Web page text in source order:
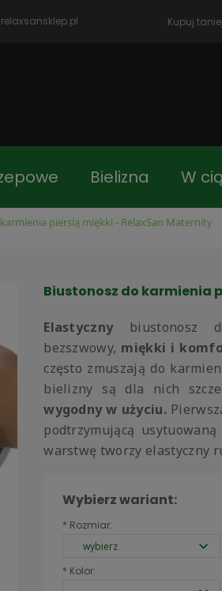
Kupuj taniej
Bielizna W
Asortyment
piersią miękki - RelaxSan Maternity
Biustonosz do karmienia
Elastycznybiustonosz
bezszwowy, miękki i
często zmuszają do
bielizny są dla nich
wygodny w użyciu.
podtrzymującą
warstwę tworzy elastyczny
Wybierz wariant:
* Rozmiar:
* Kolor: